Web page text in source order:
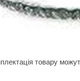
товару